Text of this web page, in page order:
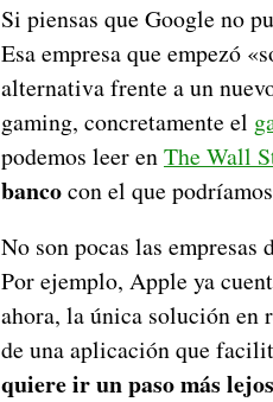
Si piensas que Google no
Esa empresa que empezó
alternativa frente a un
gaming, concretamente el
podemos leer enThe Wall
bancocon el que
No son pocas las empresas
Por ejemplo, Apple ya
ahora, la única solución en
de una aplicación que
quiere ir un paso más